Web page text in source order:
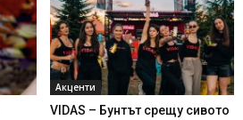
Акценти
VIDAS – Бунтът срещу сивото